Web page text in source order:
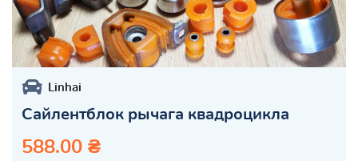
Linhai
Сайлентблок рычага квадроцикла
588.00 ₴